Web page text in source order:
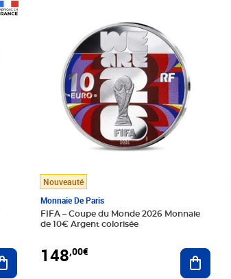
Ajouter au panier
Nouveauté
Monnaie De Paris
FIFA – Coupe du Monde 2026 Monnaie
de 10€ Argent colorisée
148,00€